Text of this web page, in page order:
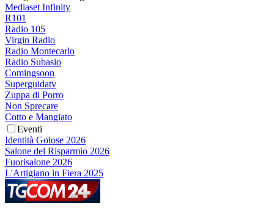
Mediaset Infinity
R101
Radio 105
Virgin Radio
Radio Montecarlo
Radio Subasio
Comingsoon
Superguidatv
Zuppa di Porro
Non Sprecare
Cotto e Mangiato
Eventi
Identità Golose 2026
Salone del Risparmio 2026
Fuorisalone 2026
L'Artigiano in Fiera 2025